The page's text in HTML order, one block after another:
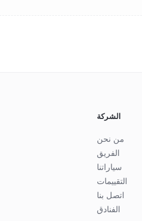
الشركة
من نحن
الفريق
سياراتنا
التقييمات
اتصل بنا
الفنادق